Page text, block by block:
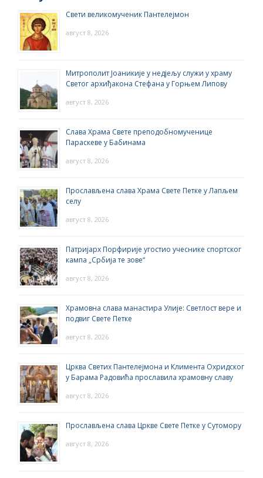
Свети великомученик Пантелејмон
август 8, 2026
Митрополит Јоаникије у недјељу служи у храму
Светог архиђакона Стефана у Горњем Липову
август 8, 2026
Слава Храма Свете преподобномученице
Параскеве у Бабинама
август 8, 2026
Прослављена слава Храма Свете Петке у Лапљем
селу
август 8, 2026
Патријарх Порфирије угостио учеснике спортског
кампа „Србија те зове“
август 8, 2026
Храмовна слава манастира Улије: Светлост вере и
подвиг Свете Петке
август 8, 2026
Црква Светих Пантелејмона и Климента Охридског
у Барама Радовића прославила храмовну славу
август 8, 2026
Прослављена слава Цркве Свете Петке у Сутомору
август 8, 2026